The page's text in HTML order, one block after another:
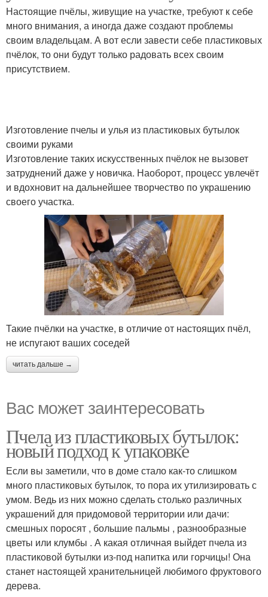
Настоящие пчёлы, живущие на участке, требуют к себе
много внимания, а иногда даже создают проблемы
своим владельцам. А вот если завести себе пластиковых
пчёлок, то они будут только радовать всех своим
присутствием.
Изготовление пчелы и улья из пластиковых бутылок
своими руками
Изготовление таких искусственных пчёлок не вызовет
затруднений даже у новичка. Наоборот, процесс увлечёт
и вдохновит на дальнейшее творчество по украшению
своего участка.
Такие пчёлки на участке, в отличие от настоящих пчёл,
не испугают ваших соседей
читать дальше →
Вас может заинтересовать
Пчела из пластиковых бутылок:
новый подход к упаковке
Если вы заметили, что в доме стало как-то слишком
много пластиковых бутылок, то пора их утилизировать с
умом. Ведь из них можно сделать столько различных
украшений для придомовой территории или дачи:
смешных поросят , большие пальмы , разнообразные
цветы или клумбы . А какая отличная выйдет пчела из
пластиковой бутылки из-под напитка или горчицы! Она
станет настоящей хранительницей любимого фруктового
дерева.